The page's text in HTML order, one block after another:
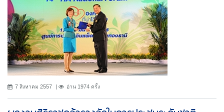
7 สิงหาคม 2557 อ่าน 1974 ครั้ง